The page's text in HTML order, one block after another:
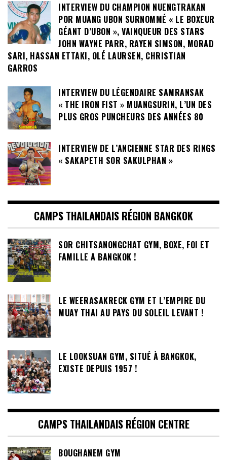
INTERVIEW DU CHAMPION NUENGTRAKAN
POR MUANG UBON SURNOMMÉ « LE BOXEUR
GÉANT D’UBON », VAINQUEUR DES STARS
JOHN WAYNE PARR, RAYEN SIMSON, MORAD
SARI, HASSAN ETTAKI, OLÉ LAURSEN, CHRISTIAN
GARROS
INTERVIEW DU LÉGENDAIRE SAMRANSAK
« THE IRON FIST » MUANGSURIN, L’UN DES
PLUS GROS PUNCHEURS DES ANNÉES 80
INTERVIEW DE L’ANCIENNE STAR DES RINGS
« SAKAPETH SOR SAKULPHAN »
CAMPS THAILANDAIS RÉGION BANGKOK
SOR CHITSANONGCHAT GYM, BOXE, FOI ET
FAMILLE A BANGKOK !
LE WEERASAKRECK GYM ET L’EMPIRE DU
MUAY THAI AU PAYS DU SOLEIL LEVANT !
LE LOOKSUAN GYM, SITUÉ À BANGKOK,
EXISTE DEPUIS 1957 !
CAMPS THAILANDAIS RÉGION CENTRE
BOUGHANEM GYM